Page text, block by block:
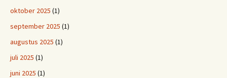
oktober 2025 (1)
september 2025 (1)
augustus 2025 (1)
juli 2025 (1)
juni 2025 (1)